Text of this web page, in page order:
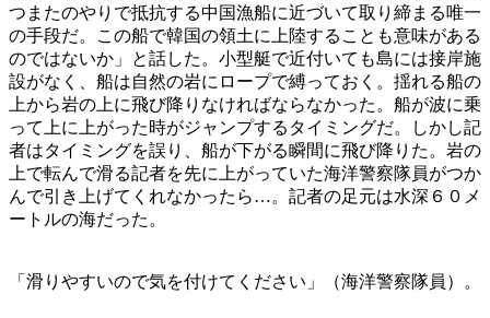
つまたのやりで抵抗する中国漁船に近づいて取り締まる唯一
の手段だ。この船で韓国の領土に上陸することも意味がある
のではないか」と話した。小型艇で近付いても島には接岸施
設がなく、船は自然の岩にロープで縛っておく。揺れる船の
上から岩の上に飛び降りなければならなかった。船が波に乗
って上に上がった時がジャンプするタイミングだ。しかし記
者はタイミングを誤り、船が下がる瞬間に飛び降りた。岩の
上で転んで滑る記者を先に上がっていた海洋警察隊員がつか
んで引き上げてくれなかったら…。記者の足元は水深６０メ
ートルの海だった。
「滑りやすいので気を付けてください」（海洋警察隊員）。